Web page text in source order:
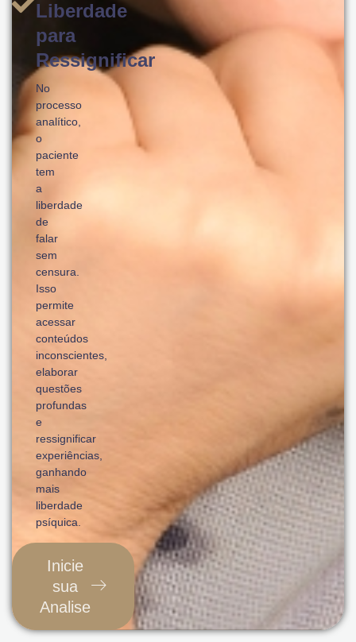
Liberdade
para
Ressignificar
No
processo
analítico,
o
paciente
tem
a
liberdade
de
falar
sem
censura.
Isso
permite
acessar
conteúdos
inconscientes,
elaborar
questões
profundas
e
ressignificar
experiências,
ganhando
mais
liberdade
psíquica.
Inicie
sua
Analise